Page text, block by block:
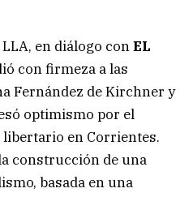
en diálogo conEL
con firmeza a las
Fernández de Kirchner y
optimismo por el
en Corrientes.
construcción de una
basada en una